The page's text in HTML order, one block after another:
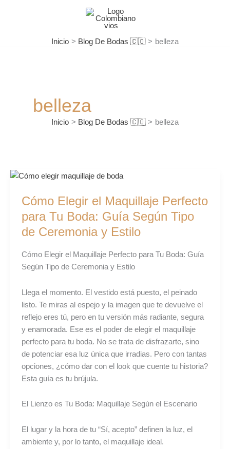
Inicio
Blog De Bodas 🇨🇴 belleza
belleza
Inicio Blog De Bodas 🇨🇴 belleza
Cómo Elegir el Maquillaje Perfecto
para Tu Boda: Guía Según Tipo
de Ceremonia y Estilo
Cómo Elegir el Maquillaje Perfecto para Tu Boda: Guía
Según Tipo de Ceremonia y Estilo
Llega el momento. El vestido está puesto, el peinado
listo. Te miras al espejo y la imagen que te devuelve el
reflejo eres tú, pero en tu versión más radiante, segura
y enamorada. Ese es el poder de elegir el maquillaje
perfecto para tu boda. No se trata de disfrazarte, sino
de potenciar esa luz única que irradias. Pero con tantas
opciones, ¿cómo dar con el look que cuente tu historia?
Esta guía es tu brújula.
El Lienzo es Tu Boda: Maquillaje Según el Escenario
El lugar y la hora de tu “Sí, acepto” definen la luz, el
ambiente y, por lo tanto, el maquillaje ideal.
Cómo
el
Maquillaje
Perfecto
para
Guía
Tipo
de
Ceremonia
y
Estilo